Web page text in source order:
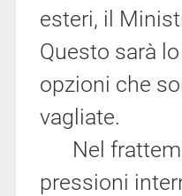
esteri, il
Questo sarà
opzioni che
vagliate.
Nel
pressioni